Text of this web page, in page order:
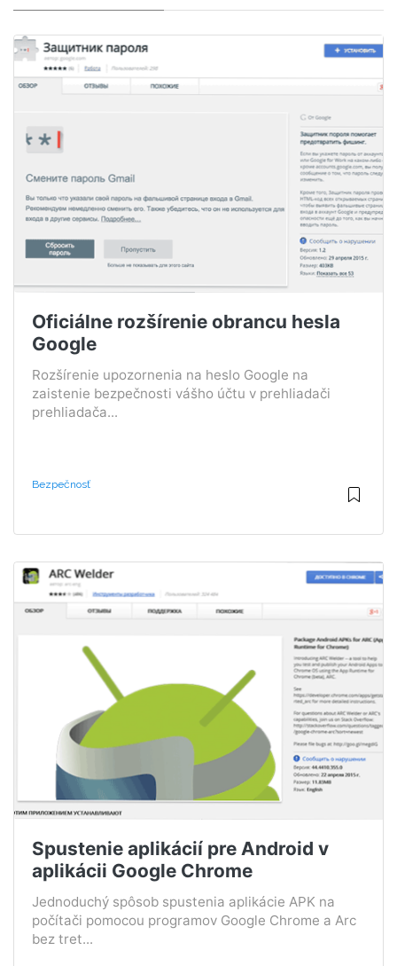
Oficiálne rozšírenie obrancu hesla
Google
Rozšírenie upozornenia na heslo Google na
zaistenie bezpečnosti vášho účtu v prehliadači
prehliadača...
Bezpečnosť
Spustenie aplikácií pre Android v
aplikácii Google Chrome
Jednoduchý spôsob spustenia aplikácie APK na
počítači pomocou programov Google Chrome a Arc
bez tret...